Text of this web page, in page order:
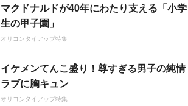
マクドナルドが40年にわたり支える「小学
生の甲子園」
オリコンタイアップ特集
イケメンてんこ盛り！尊すぎる男子の純情
ラブに胸キュン
オリコンタイアップ特集